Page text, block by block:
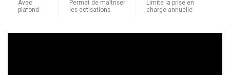
Avec
plafond
Permet de maîtriser
les cotisations
Limite la prise en
charge annuelle